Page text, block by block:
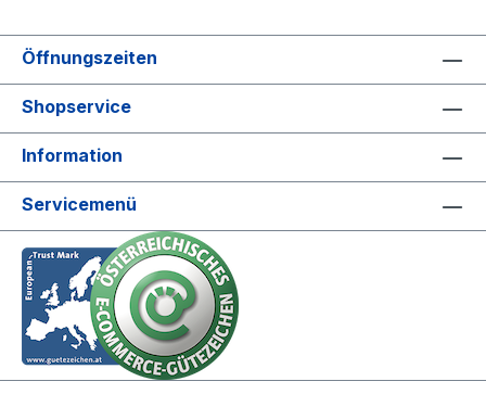
Öffnungszeiten
Shopservice
Information
Servicemenü